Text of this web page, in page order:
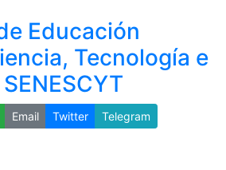
Educación
Tecnología e
Email Twitter Telegram